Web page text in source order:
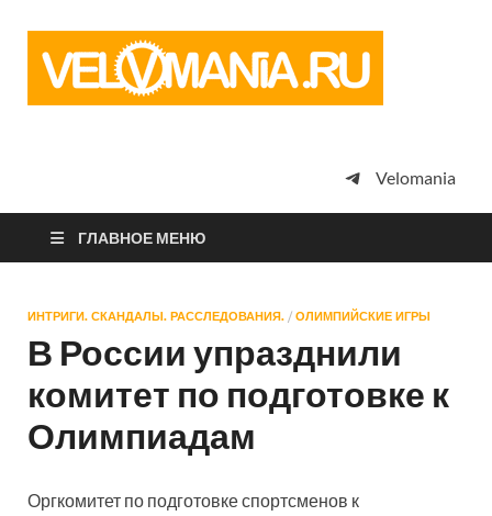
просто
Velomania
ГЛАВНОЕ МЕНЮ
ИНТРИГИ. СКАНДАЛЫ. РАССЛЕДОВАНИЯ. / ОЛИМПИЙСКИЕ ИГРЫ
В России упразднили
комитет по подготовке к
Олимпиадам
Оргкомитет по подготовке спортсменов к